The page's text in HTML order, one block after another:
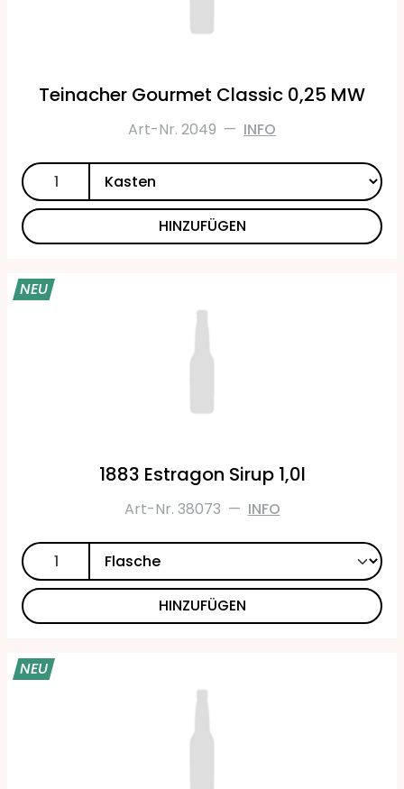
Teinacher Gourmet Classic 0,25 MW
Art-Nr. 2049 — INFO
HINZUFÜGEN
NEU
1883 Estragon Sirup 1,0l
Art-Nr. 38073 — INFO
HINZUFÜGEN
NEU